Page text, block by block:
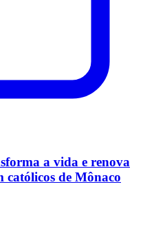
a vida e renova
católicos de Mônaco